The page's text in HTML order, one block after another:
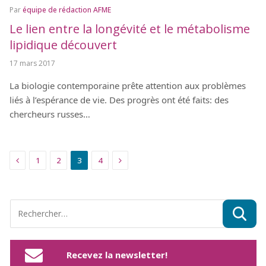
Paréquipe de rédaction AFME
Le lien entre la longévité et le métabolisme
lipidique découvert
17 mars 2017
La biologie contemporaine prête attention aux problèmes
liés à l’espérance de vie. Des progrès ont été faits: des
chercheurs russes…
Précédent
1 2 3 4 Suivant
Recevez la newsletter!